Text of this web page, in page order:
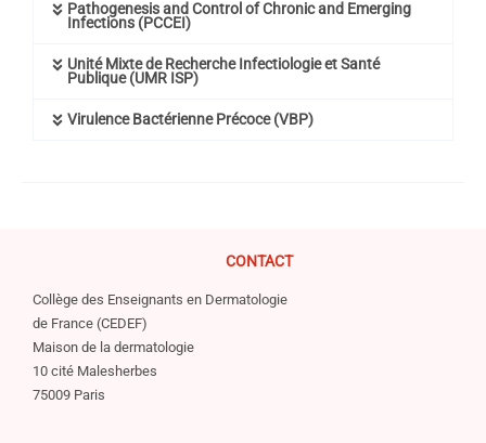
Pathogenesis and Control of Chronic and Emerging
Infections (PCCEI)
Unité Mixte de Recherche Infectiologie et Santé
Publique (UMR ISP)
Virulence Bactérienne Précoce (VBP)
CONTACT
Collège des Enseignants en Dermatologie
de France (CEDEF)
Maison de la dermatologie
10 cité Malesherbes
75009 Paris